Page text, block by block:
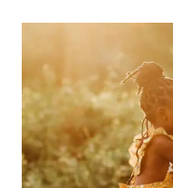
DOS
MAIS
DE
75
IDEIAS
PARA
TE
INSPIRAR